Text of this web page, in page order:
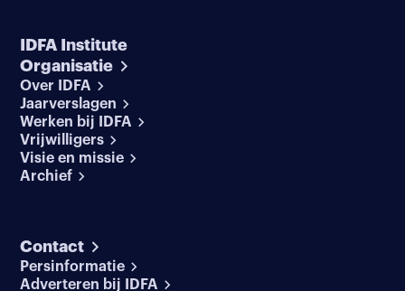
IDFA Institute
Organisatie
Over IDFA
Jaarverslagen
Werken bij IDFA
Vrijwilligers
Visie en missie
Archief
Contact
Persinformatie
Adverteren bij IDFA